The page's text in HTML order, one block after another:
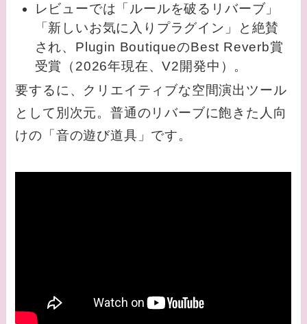
レビューでは「ルールを破るリバーブ」
「新しいお気に入りプラグイン」と絶賛
され、Plugin BoutiqueのBest Reverb賞
受賞（2026年現在、V2開発中）。
要するに、クリエイティブな空間演出ツール
として別次元。普通のリバーブに飽きた人向
けの「音の遊び道具」です。